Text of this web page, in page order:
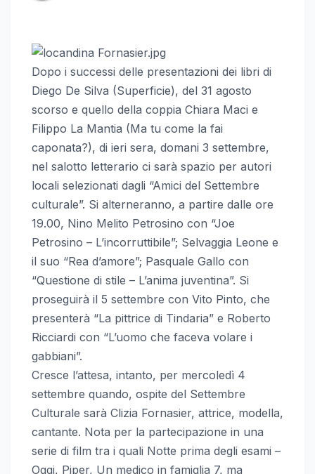
Dopo i successi delle presentazioni dei libri di
Diego De Silva (Superficie), del 31 agosto
scorso e quello della coppia Chiara Maci e
Filippo La Mantia (Ma tu come la fai
caponata?), di ieri sera, domani 3 settembre,
nel salotto letterario ci sarà spazio per autori
locali selezionati dagli “Amici del Settembre
culturale”. Si alterneranno, a partire dalle ore
19.00, Nino Melito Petrosino con “Joe
Petrosino – L’incorruttibile”; Selvaggia Leone e
il suo “Rea d’amore”; Pasquale Gallo con
“Questione di stile – L’anima juventina”. Si
proseguirà il 5 settembre con Vito Pinto, che
presenterà “La pittrice di Tindaria” e Roberto
Ricciardi con “L’uomo che faceva volare i
gabbiani”.
Cresce l’attesa, intanto, per mercoledì 4
settembre quando, ospite del Settembre
Culturale sarà Clizia Fornasier, attrice, modella,
cantante. Nota per la partecipazione in una
serie di film tra i quali Notte prima degli esami –
Oggi, Piper, Un medico in famiglia 7, ma